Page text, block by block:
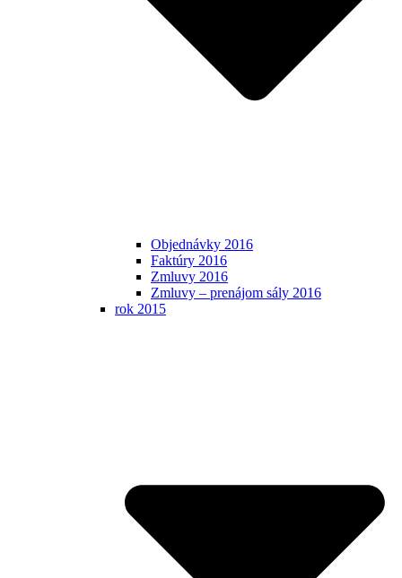
Objednávky 2016
Faktúry 2016
Zmluvy 2016
Zmluvy – prenájom sály 2016
rok 2015